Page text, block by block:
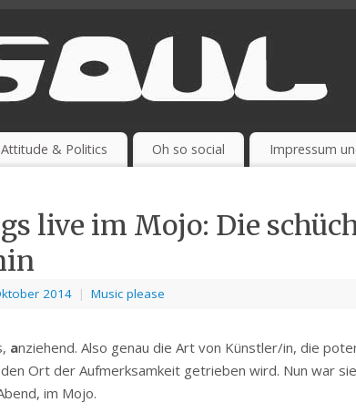
Attitude & Politics Oh so social Impressum
live im Mojo: Die
2014 | Music please
anziehend. Also genau die Art von Künstler/in, die
den Ort der Aufmerksamkeit getrieben wird. Nun war
im Mojo.